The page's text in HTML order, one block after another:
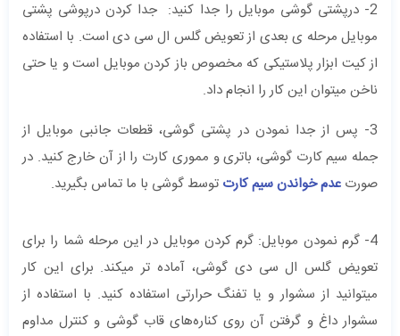
2- درپشتی گوشی موبایل را جدا کنید: جدا کردن درپوشی پشتی
موبایل مرحله ی بعدی از تعویض گلس ال سی دی است. با استفاده
از کیت ابزار پلاستیکی که مخصوص باز کردن موبایل است و یا حتی
ناخن میتوان این کار را انجام داد.
3- پس از جدا نمودن در پشتی گوشی، قطعات جانبی موبایل از
جمله سیم کارت گوشی، باتری و مموری کارت را از آن خارج کنید. در
صورت عدم خواندن سیم کارت توسط گوشی با ما تماس بگیرید.
4- گرم نمودن موبایل: گرم کردن موبایل در این مرحله شما را برای
تعویض گلس ال سی دی گوشی، آماده تر میکند. برای این کار
میتوانید از سشوار و یا تفنگ حرارتی استفاده کنید. با استفاده از
سشوار داغ و گرفتن آن روی کناره‌های قاب گوشی و کنترل مداوم